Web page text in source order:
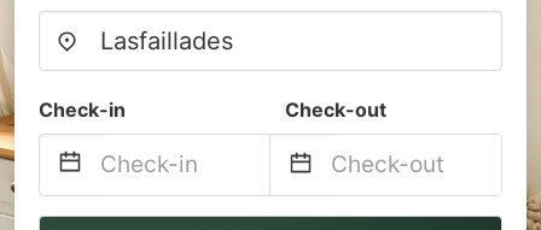
Check-in Check-out
Navigate
Navigate